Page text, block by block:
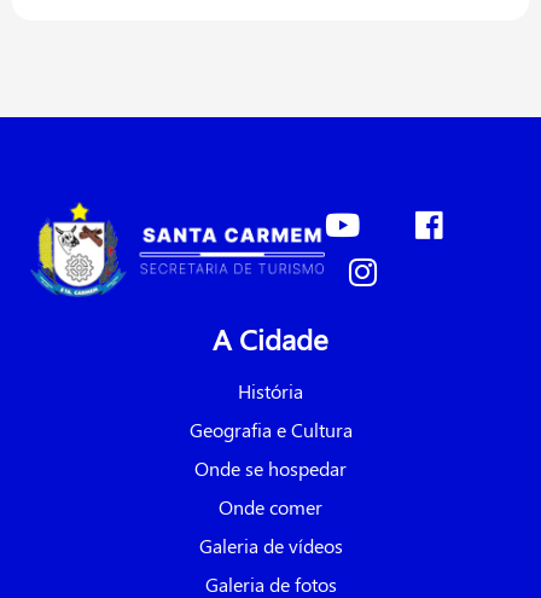
Seção
do
Rodapé
A Cidade
História
Geografia e Cultura
Onde se hospedar
Onde comer
Galeria de vídeos
Galeria de fotos